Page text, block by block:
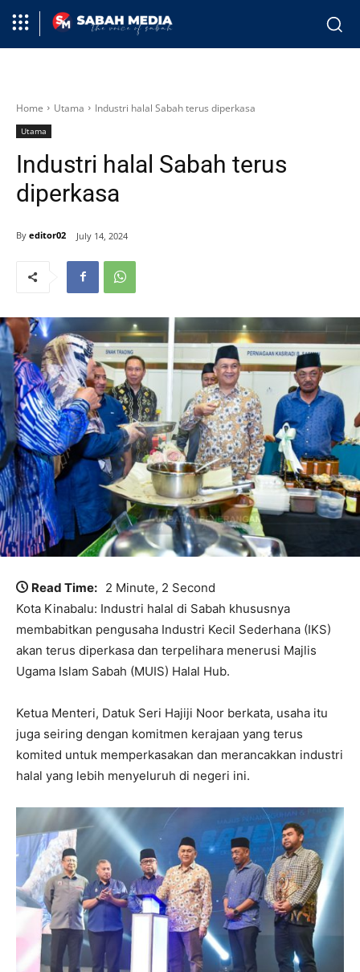
Home Utama Industri halal Sabah terus diperkasa
Utama
Industri halal Sabah terus
diperkasa
By editor02 July 14, 2024
Read Time: 2 Minute, 2 Second
Kota Kinabalu: Industri halal di Sabah khususnya
membabitkan pengusaha Industri Kecil Sederhana (IKS)
akan terus diperkasa dan terpelihara menerusi Majlis
Ugama Islam Sabah (MUIS) Halal Hub.
Ketua Menteri, Datuk Seri Hajiji Noor berkata, usaha itu
juga seiring dengan komitmen kerajaan yang terus
komited untuk memperkasakan dan merancakkan industri
halal yang lebih menyeluruh di negeri ini.